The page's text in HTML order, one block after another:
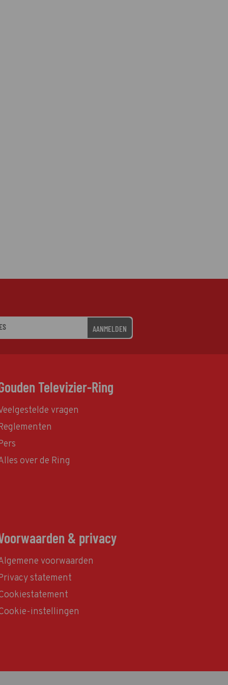
AANMELDEN
Televizier-Ring
vragen
over de Ring
& privacy
voorwaarden
statement
instellingen